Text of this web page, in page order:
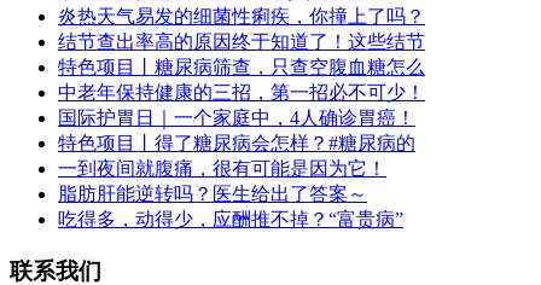
炎热天气易发的细菌性痢疾，你撞上了吗？
结节查出率高的原因终于知道了！这些结节
特色项目丨糖尿病筛查，只查空腹血糖怎么
中老年保持健康的三招，第一招必不可少！
国际护胃日｜一个家庭中，4人确诊胃癌！
特色项目丨得了糖尿病会怎样？#糖尿病的
一到夜间就腹痛，很有可能是因为它！
脂肪肝能逆转吗？医生给出了答案～
吃得多，动得少，应酬推不掉？“富贵病”
联系我们